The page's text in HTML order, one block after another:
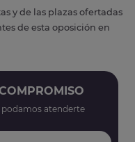
y de las plazas ofertadas
de esta oposición en
podamos atenderte